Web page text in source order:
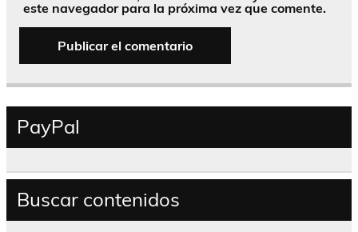
este navegador para la próxima vez que comente.
PayPal
Buscar contenidos